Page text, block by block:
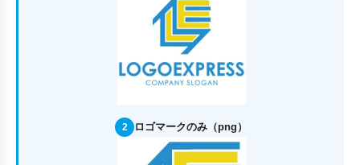
2 ロゴマークのみ（png）